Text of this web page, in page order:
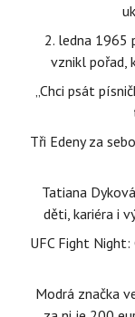
2. ledna 1965
vznikl pořad,
„Chci psát
Tři Edeny za
Tatiana
děti, kariéra i
UFC Fight
Modrá značka